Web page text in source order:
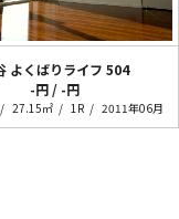
よくばりライフ 504
-円 / -円
27.15㎡ 1R
2011年06月